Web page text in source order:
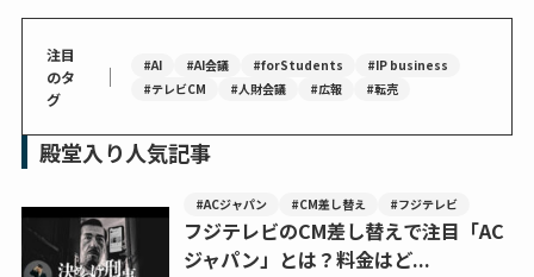
注目
のタ
グ
｜ #AI #AI会議 #forStudents
#IP business
#テレビCM
#人財会議 #広報 #転売
殿堂入り人気記事
#ACジャパン #CM差し替え #フジテレビ
フジテレビのCM差し替えで注目「AC
ジャパン」とは？料金はど...